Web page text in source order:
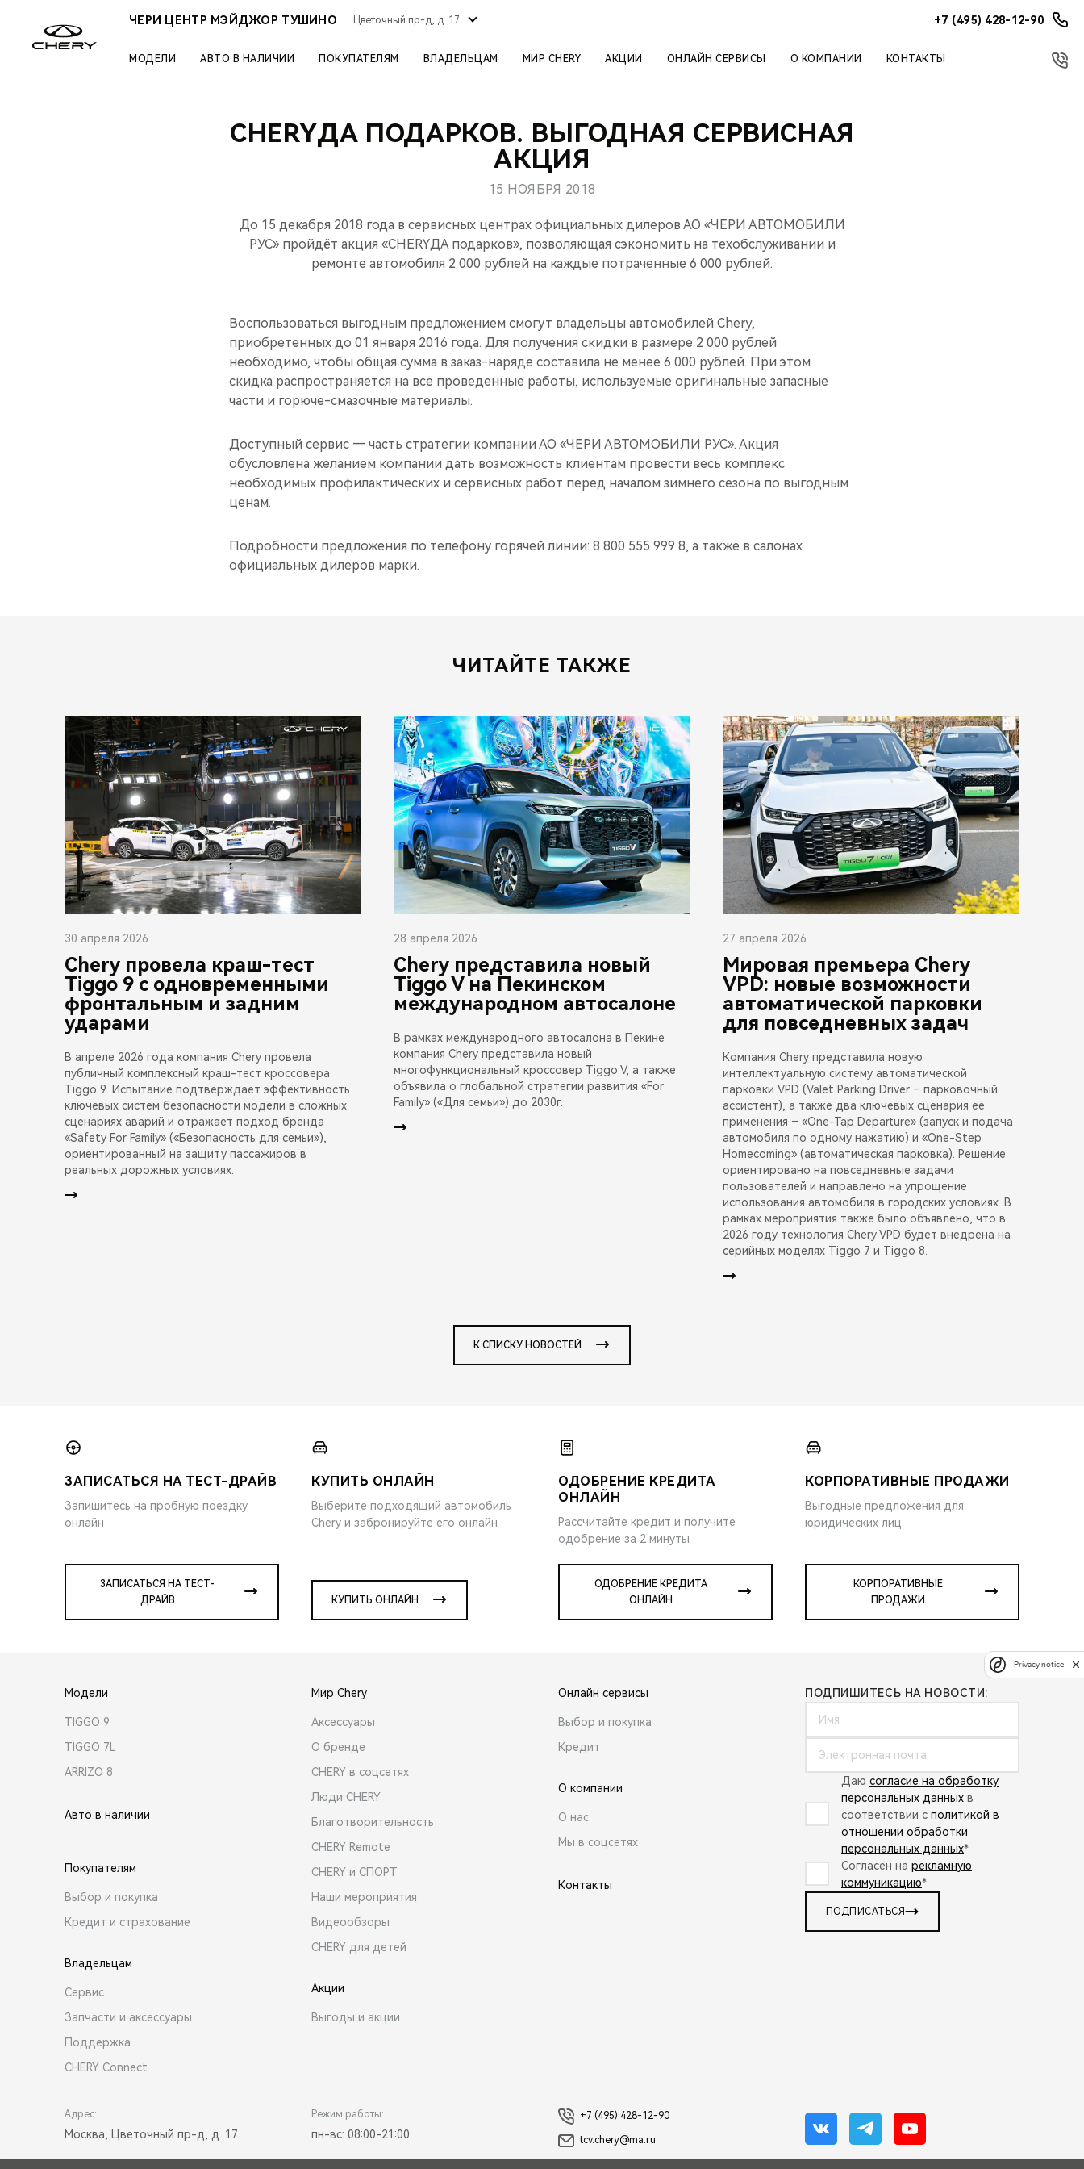
ЧЕРИ ЦЕНТР МЭЙДЖОР ТУШИНО Цветочный пр-д, д. 17 +7 (495) 428-12-90
МОДЕЛИ АВТО В НАЛИЧИИ ПОКУПАТЕЛЯМ ВЛАДЕЛЬЦАМ МИР CHERY АКЦИИ ОНЛАЙН СЕРВИСЫ О КОМПАНИИ КОНТАКТЫ
CHERYДА ПОДАРКОВ. ВЫГОДНАЯ СЕРВИСНАЯ
АКЦИЯ
15 НОЯБРЯ 2018
До 15 декабря 2018 года в сервисных центрах официальных дилеров АО «ЧЕРИ АВТОМОБИЛИ
РУС» пройдёт акция «CHERYДА подарков», позволяющая сэкономить на техобслуживании и
ремонте автомобиля 2 000 рублей на каждые потраченные 6 000 рублей.
Воспользоваться выгодным предложением смогут владельцы автомобилей Chery,
приобретенных до 01 января 2016 года. Для получения скидки в размере 2 000 рублей
необходимо, чтобы общая сумма в заказ-наряде составила не менее 6 000 рублей. При этом
скидка распространяется на все проведенные работы, используемые оригинальные запасные
части и горюче-смазочные материалы.
Доступный сервис — часть стратегии компании АО «ЧЕРИ АВТОМОБИЛИ РУС». Акция
обусловлена желанием компании дать возможность клиентам провести весь комплекс
необходимых профилактических и сервисных работ перед началом зимнего сезона по выгодным
ценам.
Подробности предложения по телефону горячей линии: 8 800 555 999 8, а также в салонах
официальных дилеров марки.
ЧИТАЙТЕ ТАКЖЕ
30 апреля 2026
Chery провела краш-тест
Tiggo 9 с одновременными
фронтальным и задним
ударами
В апреле 2026 года компания Chery провела
публичный комплексный краш-тест кроссовера
Tiggo 9. Испытание подтверждает эффективность
ключевых систем безопасности модели в сложных
сценариях аварий и отражает подход бренда
«Safety For Family» («Безопасность для семьи»),
ориентированный на защиту пассажиров в
реальных дорожных условиях.
28 апреля 2026
Chery представила новый
Tiggo V на Пекинском
международном автосалоне
В рамках международного автосалона в Пекине
компания Chery представила новый
многофункциональный кроссовер Tiggo V, а также
объявила о глобальной стратегии развития «For
Family» («Для семьи») до 2030г.
27 апреля 2026
Мировая премьера Chery
VPD: новые возможности
автоматической парковки
для повседневных задач
Компания Chery представила новую
интеллектуальную систему автоматической
парковки VPD (Valet Parking Driver – парковочный
ассистент), а также два ключевых сценария её
применения – «One-Tap Departure» (запуск и подача
автомобиля по одному нажатию) и «One-Step
Homecoming» (автоматическая парковка). Решение
ориентировано на повседневные задачи
пользователей и направлено на упрощение
использования автомобиля в городских условиях. В
рамках мероприятия также было объявлено, что в
2026 году технология Chery VPD будет внедрена на
серийных моделях Tiggo 7 и Tiggo 8.
К СПИСКУ НОВОСТЕЙ
ЗАПИСАТЬСЯ НА ТЕСТ-ДРАЙВ
Запишитесь на пробную поездку
онлайн
ЗАПИСАТЬСЯ НА ТЕСТ-
ДРАЙВ
КУПИТЬ ОНЛАЙН
Выберите подходящий автомобиль
Chery и забронируйте его онлайн
КУПИТЬ ОНЛАЙН
ОДОБРЕНИЕ КРЕДИТА
ОНЛАЙН
Рассчитайте кредит и получите
одобрение за 2 минуты
ОДОБРЕНИЕ КРЕДИТА
ОНЛАЙН
КОРПОРАТИВНЫЕ ПРОДАЖИ
Выгодные предложения для
юридических лиц
КОРПОРАТИВНЫЕ
ПРОДАЖИ
Модели
TIGGO 9
TIGGO 7L
ARRIZO 8
Авто в наличии
Покупателям
Выбор и покупка
Кредит и страхование
Владельцам
Сервис
Запчасти и аксессуары
Поддержка
CHERY Connect
Мир Chery
Аксессуары
О бренде
CHERY в соцсетях
Люди CHERY
Благотворительность
CHERY Remote
CHERY и СПОРТ
Наши мероприятия
Видеообзоры
CHERY для детей
Акции
Выгоды и акции
Онлайн сервисы
Выбор и покупка
Кредит
О компании
О нас
Мы в соцсетях
Контакты
ПОДПИШИТЕСЬ НА НОВОСТИ:
Даю согласие на обработку
персональных данных в
соответствии с политикой в
отношении обработки
персональных данных*
Согласен на рекламную
коммуникацию*
ПОДПИСАТЬСЯ
Адрес:
Москва, Цветочный пр-д, д. 17
Режим работы:
пн-вс: 08:00-21:00
+7 (495) 428-12-90
tcv.chery@ma.ru
Privacy notice